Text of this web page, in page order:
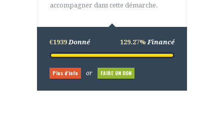
accompagner dans cette démarche.
€1939 Donné 129.27% Financé
Plus d'info or FAIRE UN DON